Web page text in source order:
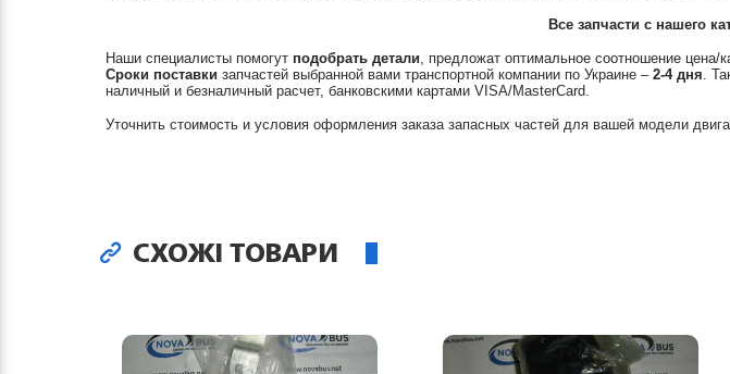
Все запчасти с нашего
Наши специалисты помогут подобрать детали, предложат оптимальное соотношение цена/
Сроки поставки запчастей выбранной вами транспортной компании по Украине – 2-4 дня.
наличный и безналичный расчет, банковскими картами VISA/MasterCard.
Уточнить стоимость и условия оформления заказа запасных частей для вашей модели
СХОЖІ ТОВАРИ